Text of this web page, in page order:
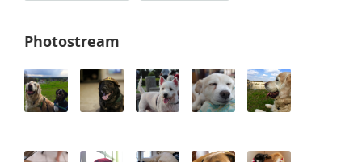
Photostream